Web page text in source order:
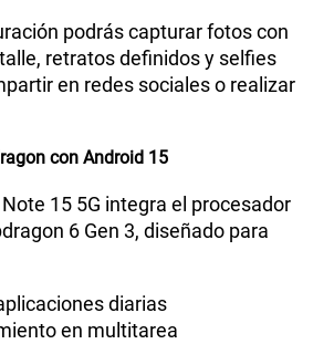
con eSIM
podrás capturar fotos con
retratos definidos y selfies
en redes sociales o realizar
con Android 15
15 5G integra el procesador
6 Gen 3, diseñado para
diarias
en multitarea